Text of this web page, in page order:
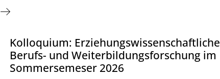
Kolloquium: Erziehungswissenschaftliche
Berufs- und Weiterbildungsforschung im
Sommersemeser 2026